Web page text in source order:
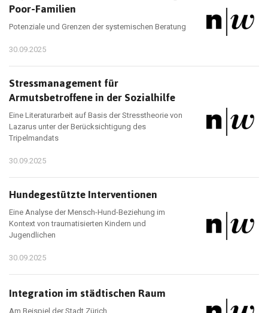
Poor-Familien
Potenziale und Grenzen der systemischen Beratung
30.09.2025
Stressmanagement für
Armutsbetroffene in der Sozialhilfe
Eine Literaturarbeit auf Basis der Stresstheorie von
Lazarus unter der Berücksichtigung des
Tripelmandats
30.09.2025
Hundegestützte Interventionen
Eine Analyse der Mensch-Hund-Beziehung im
Kontext von traumatisierten Kindern und
Jugendlichen
30.09.2025
Integration im städtischen Raum
Am Beispiel der Stadt Zürich